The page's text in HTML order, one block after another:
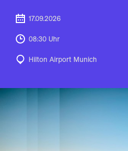
17.09.2026
08:30 Uhr
Hilton Airport Munich